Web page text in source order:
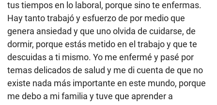
tus tiempos en lo laboral, porque sino te enfermas.
Hay tanto trabajó y esfuerzo de por medio que
genera ansiedad y que uno olvida de cuidarse, de
dormir, porque estás metido en el trabajo y que te
descuidas a ti mismo. Yo me enfermé y pasé por
temas delicados de salud y me di cuenta de que no
existe nada más importante en este mundo, porque
me debo a mi familia y tuve que aprender a